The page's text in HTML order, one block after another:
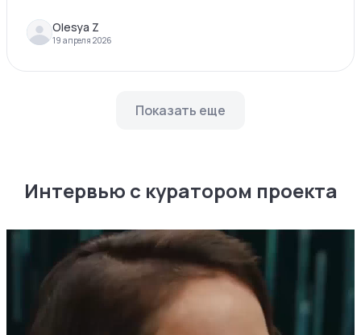
Olesya Z
19 апреля 2026
Показать еще
Интервью с куратором проекта